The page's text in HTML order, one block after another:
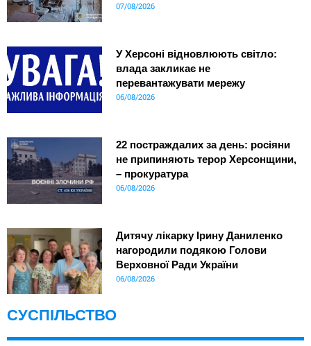
07/08/2026
У Херсоні відновлюють світло:
влада закликає не
перевантажувати мережу
06/08/2026
22 постраждалих за день: росіяни
не припиняють терор Херсонщини,
– прокуратура
06/08/2026
Дитячу лікарку Ірину Даниленко
нагородили подякою Голови
Верховної Ради України
06/08/2026
СУСПІЛЬСТВО